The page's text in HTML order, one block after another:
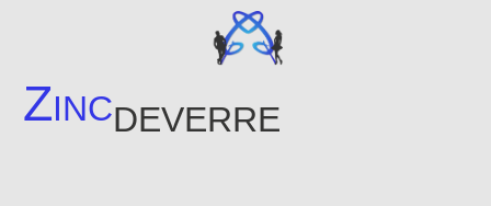
Zincdeverre